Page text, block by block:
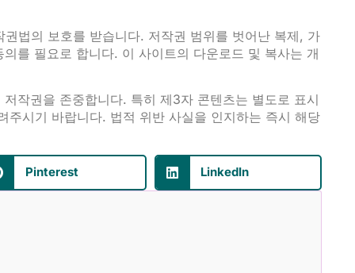
법의 보호를 받습니다. 저작권 범위를 벗어난 복제, 가
를 필요로 합니다. 이 사이트의 다운로드 및 복사는 개
작권을 존중합니다. 특히 제3자 콘텐츠는 별도로 표시
시기 바랍니다. 법적 위반 사실을 인지하는 즉시 해당
Pinterest LinkedIn